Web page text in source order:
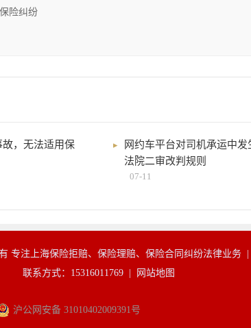
险纠纷
，无法适用保
网约车平台对司机承运中
法院二审改判规则
07-11
专注上海保险拒赔、保险理赔、保险合同纠纷法律业务 |
联系方式：15316011769 |
网站地图
沪公网安备 31010402009391号